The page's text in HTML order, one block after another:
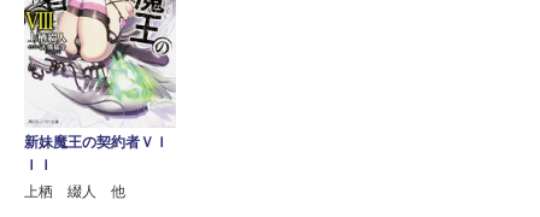
新妹魔王の契約者ＶＩ
ＩＩ
上栖 綴人 他